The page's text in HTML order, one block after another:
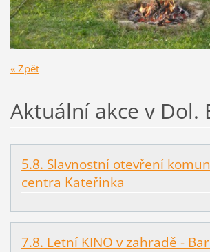
« Zpět
Aktuální akce v Dol.
5.8. Slavnostní otevření
centra Kateřinka
7.8. Letní KINO v zahradě -